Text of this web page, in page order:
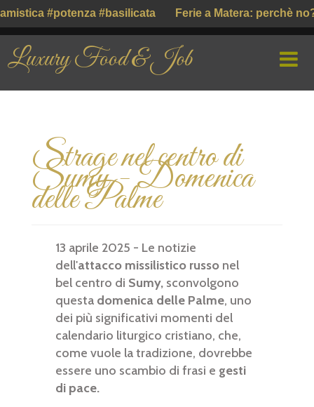
#potenza #basilicata Ferie a Matera: perchè
Luxury Food & Job
PROFILE COMPANY
GUSTO ITALIANO ( ІТАЛІЙСЬКИЙ СМАК )
Strage nel centro di
Sumy - Domenica
delle Palme
13 aprile 2025 - Le notizie
dell'attacco missilistico russo nel
bel centro di Sumy, sconvolgono
questa domenica delle Palme, uno
dei più significativi momenti del
calendario liturgico cristiano, che,
come vuole la tradizione, dovrebbe
essere uno scambio di frasi e gesti
di pace.